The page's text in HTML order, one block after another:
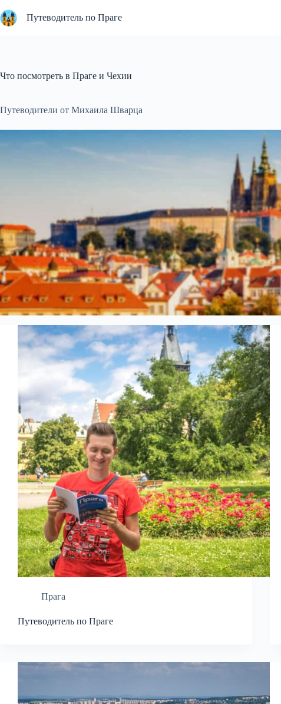
к
сути
Путеводитель по Праге
Что посмотреть в Праге и Чехии
Путеводители от Михаила Шварца
Прага
Путеводитель по Праге